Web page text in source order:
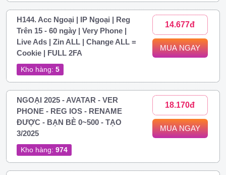
H144. Acc Ngoại | IP Ngoại | Reg
Trên 15 - 60 ngày | Very Phone |
Live Ads | Zin ALL | Change ALL =
Cookie | FULL 2FA
Kho hàng: 5
14.677đ
MUA NGAY
NGOẠI 2025 - AVATAR - VER
PHONE - REG IOS - RENAME
ĐƯỢC - BẠN BÈ 0~500 - TẠO
3/2025
Kho hàng: 974
18.170đ
MUA NGAY